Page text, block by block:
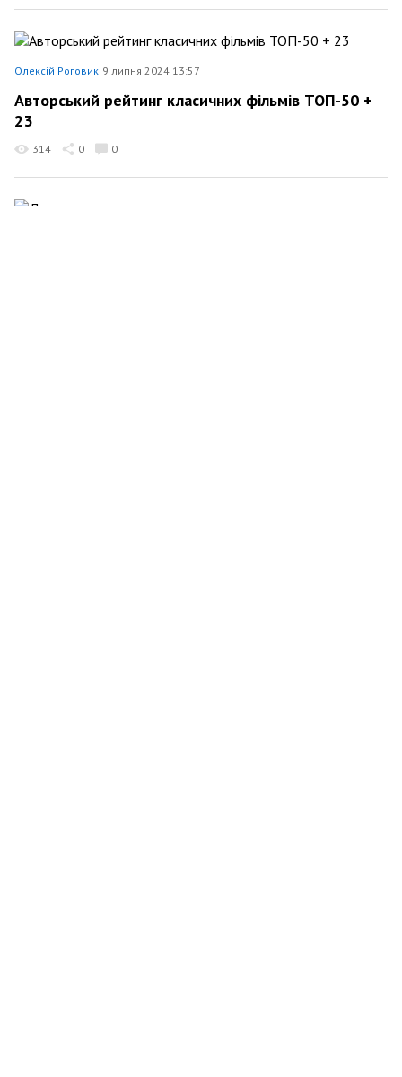
Олексій Роговик 9 липня 2024 13:57
Авторський рейтинг класичних фільмів ТОП-50 +
23
314 0 0